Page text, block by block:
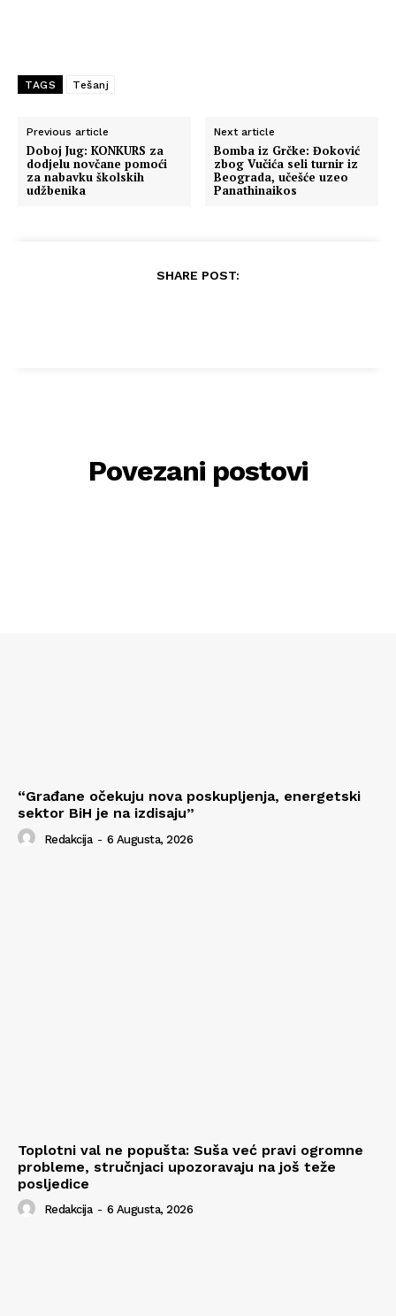
TAGS Tešanj
Previous article
Doboj Jug: KONKURS za
dodjelu novčane pomoći
za nabavku školskih
udžbenika
Next article
Bomba iz Grčke: Đoković
zbog Vučića seli turnir iz
Beograda, učešće uzeo
Panathinaikos
SHARE POST:
Povezani postovi
“Građane očekuju nova poskupljenja, energetski
sektor BiH je na izdisaju”
Redakcija - 6 Augusta, 2026
Toplotni val ne popušta: Suša već pravi ogromne
probleme, stručnjaci upozoravaju na još teže
posljedice
Redakcija - 6 Augusta, 2026